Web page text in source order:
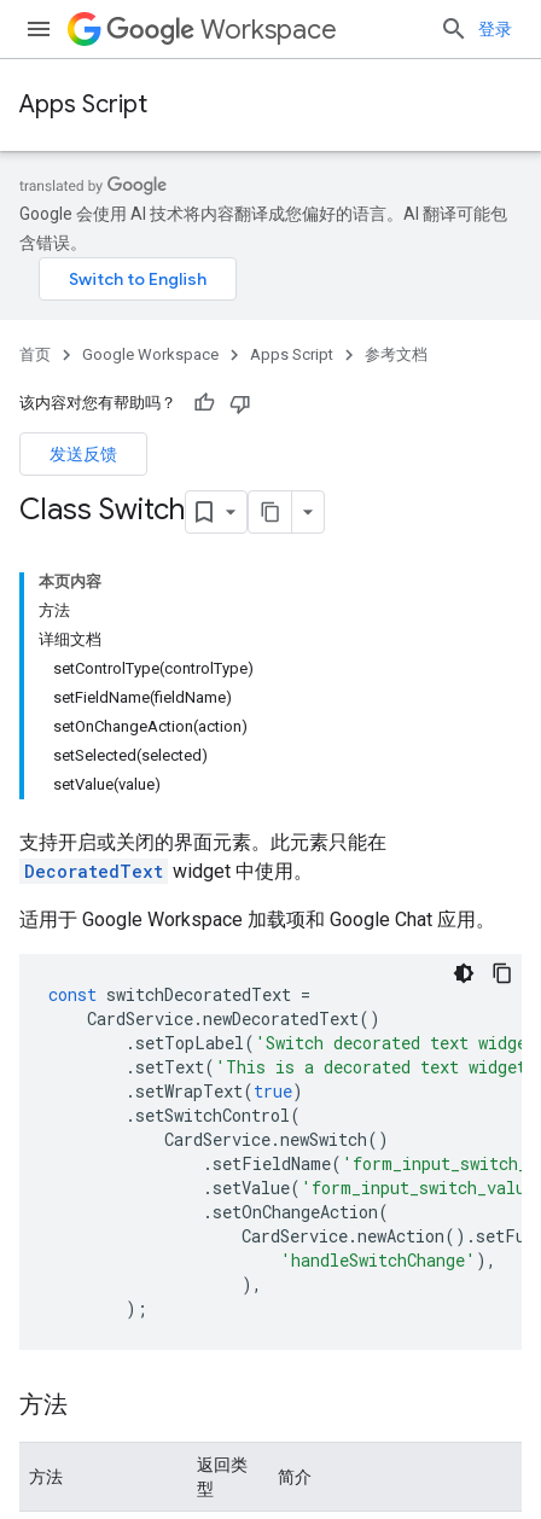
Workspace 登录
Apps Script
Google 会使用 AI 技术将内容翻译成您偏好的语言。AI 翻译可能包
含错误。
首页 Google Workspace Apps Script 参考文档
该内容对您有帮助吗？
发送反馈
Class Switch
本页内容
方法
详细文档
setControlType(controlType)
setFieldName(fieldName)
setOnChangeAction(action)
setSelected(selected)
setValue(value)
支持开启或关闭的界面元素。此元素只能在
DecoratedText widget 中使用。
适用于 Google Workspace 加载项和 Google Chat 应用。
const switchDecoratedText =
CardService.newDecoratedText()
. setTopLabel( 'Switch decorated text
. setText( 'This is a decorated text
. setWrapText(true)
. setSwitchControl(
CardService.newSwitch()
. setFieldName(
. setValue(
. setOnChangeAction(
CardService.newAction().
'handleSwitchChange' ),
),
);
方法
方法
返回类
型
简介